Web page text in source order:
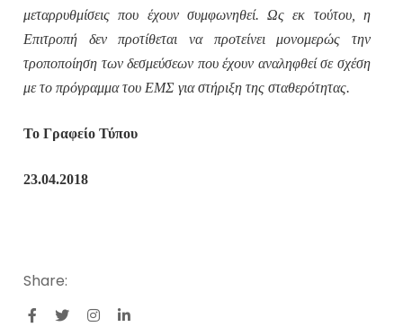
μεταρρυθμίσεις που έχουν συμφωνηθεί. Ως εκ τούτου, η
Επιτροπή δεν προτίθεται να προτείνει μονομερώς την
τροποποίηση των δεσμεύσεων που έχουν αναληφθεί σε σχέση
με το πρόγραμμα του ΕΜΣ για στήριξη της σταθερότητας.
Το Γραφείο Τύπου
23.04.2018
Share: